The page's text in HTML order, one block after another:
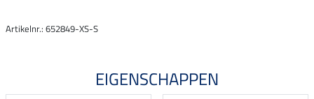
Artikelnr.: 652849-XS-S
EIGENSCHAPPEN